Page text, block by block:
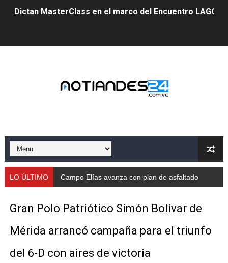
Dictan MasterClass en el marco del Encuentro LAGO
Gobernador Arnaldo Sánchez apadrina a más de 993
Mérida fortalece su reserva deportiva de cara a
Gobernación de Mérida instalará mesa de trabajo con
Gobierno bolivariano avanza en la transformación del
LO ÚLTIMO Campo Elías avanza con plan de asfaltado
Gran Polo Patriótico Simón Bolívar de
Mérida arrancó campaña para el triunfo
del 6-D con aires de victoria